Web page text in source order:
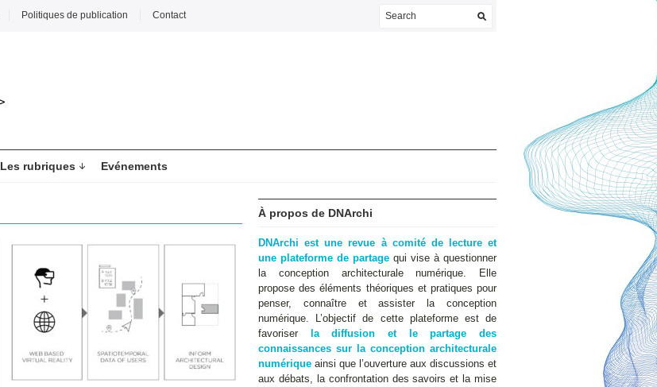
Politiques de publication Contact
Les rubriques Evénements
À propos de DNArchi
DNArchi est une revue à comité de lecture et
une plateforme de partage qui vise à questionner
la conception architecturale numérique. Elle
propose des éléments théoriques et pratiques pour
penser, connaître et assister la conception
numérique. L’objectif de cette plateforme est de
favoriser
la diffusion et le partage des
connaissances sur la conception architecturale
numérique ainsi que l’ouverture aux discussions et
aux débats, la confrontation des savoirs et la mise